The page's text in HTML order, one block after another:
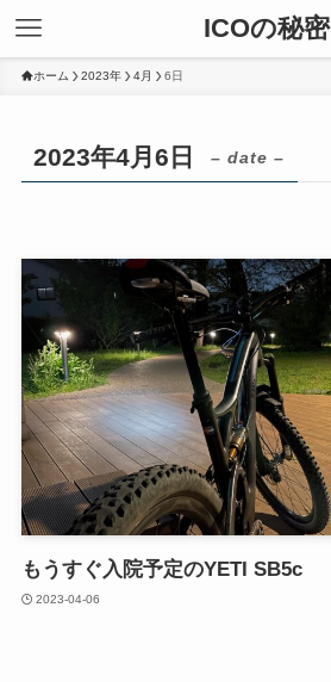
ICOの秘密
ホーム 2023年 4月 6日
2023年4月6日 – date –
もうすぐ入院予定のYETI SB5c
2023-04-06